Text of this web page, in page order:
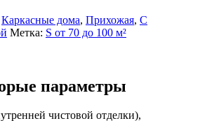
Каркасные дома, Прихожая, С
Метка: S от 70 до 100 м²
параметры
чистовой отделки),